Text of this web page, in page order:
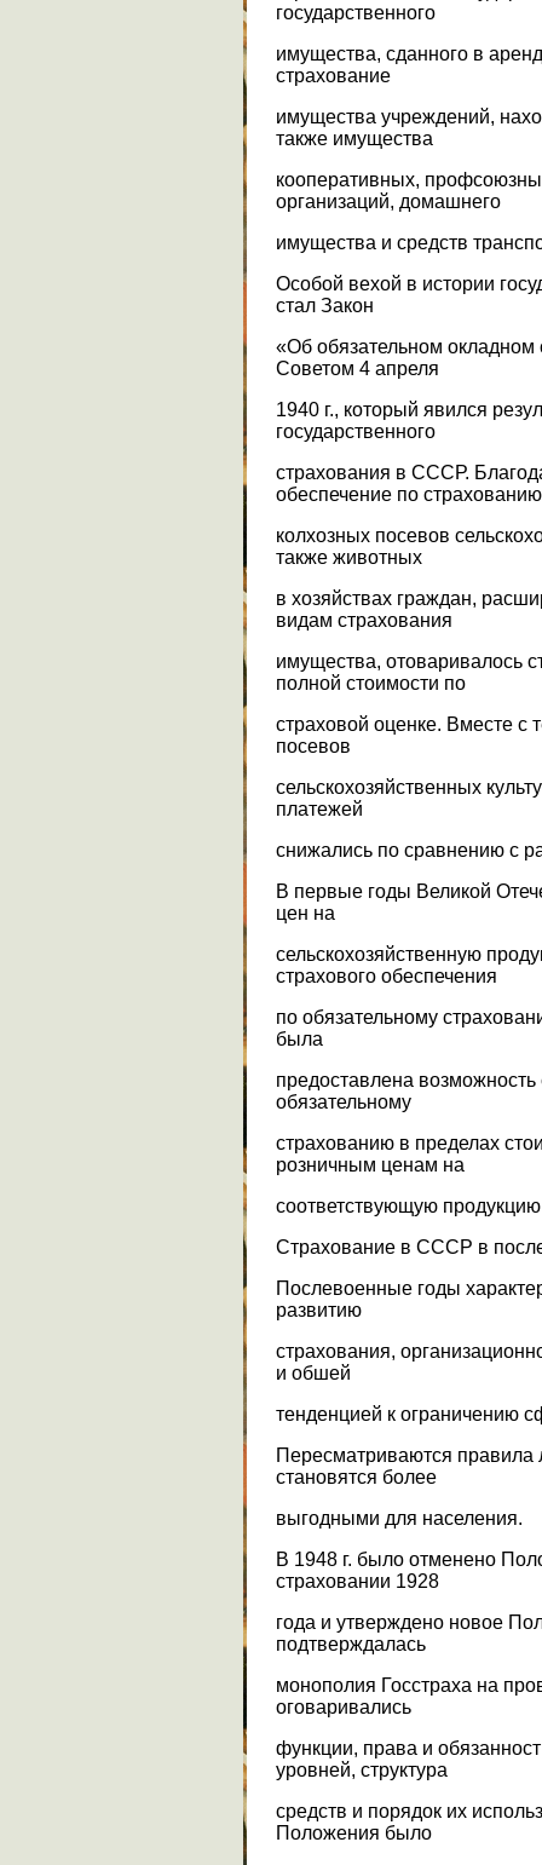
государственного
имущества, сданного в
страхование
имущества учреждений,
также имущества
кооперативных,
организаций, домашнего
имущества и средств
Особой вехой в истории
стал Закон
«Об обязательном
Советом 4 апреля
1940 г., который явился
государственного
страхования в СССР.
обеспечение по страхованию
колхозных посевов
также животных
в хозяйствах граждан,
видам страхования
имущества, отоваривалось
полной стоимости по
страховой оценке. Вместе с
посевов
сельскохозяйственных
платежей
снижались по сравнению с
В первые годы Великой
цен на
сельскохозяйственную
страхового обеспечения
по обязательному
была
предоставлена возможность
обязательному
страхованию в пределах
розничным ценам на
соответствующую
Страхование в СССР в
Послевоенные годы
развитию
страхования,
и обшей
тенденцией к ограничению
Пересматриваются правила
становятся более
выгодными для населения.
В 1948 г. было отменено
страховании 1928
года и утверждено новое
подтверждалась
монополия Госстраха на
оговаривались
функции, права и
уровней, структура
средств и порядок их
Положения было